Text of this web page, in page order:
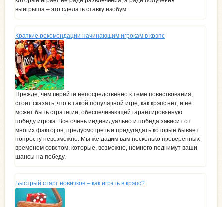
выигрыша – это сделать ставку наобум.
Краткие рекомендации начинающим игрокам в крэпс
Прежде, чем перейти непосредственно к теме повествования,
стоит сказать, что в такой популярной игре, как крэпс нет, и не
может быть стратегии, обеспечивающей гарантированную
победу игрока. Все очень индивидуально и победа зависит от
многих факторов, предусмотреть и предугадать которые бывает
попросту невозможно. Мы же дадим вам несколько проверенных
временем советом, которые, возможно, немного поднимут ваши
шансы на победу.
Быстрый старт новичков – как играть в крэпс?